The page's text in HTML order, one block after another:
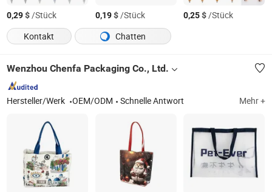
0,29$/Stück 0,19$/Stück 0,25$/Stück
Kontakt
Chatten
Wenzhou Chenfa Packaging Co., Ltd.
Hersteller/Werk OEM/ODM Schnelle Antwort Mehr +